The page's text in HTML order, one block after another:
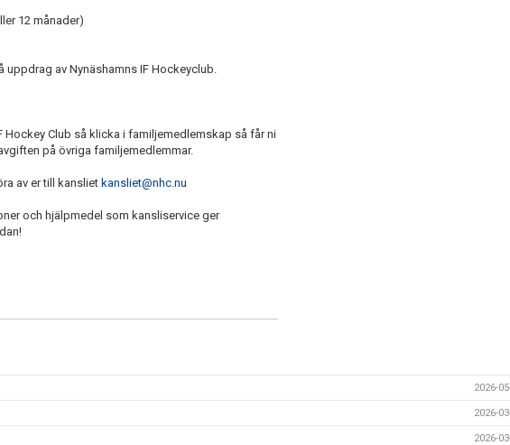
12 månader)
uppdrag av Nynäshamns IF Hockeyclub.
Hockey Club så klicka i familjemedlemskap så får ni
på övriga familjemedlemmar.
av er till kansliet kansliet@nhc.nu
och hjälpmedel som kansliservice ger
2026-
2026-
2026-